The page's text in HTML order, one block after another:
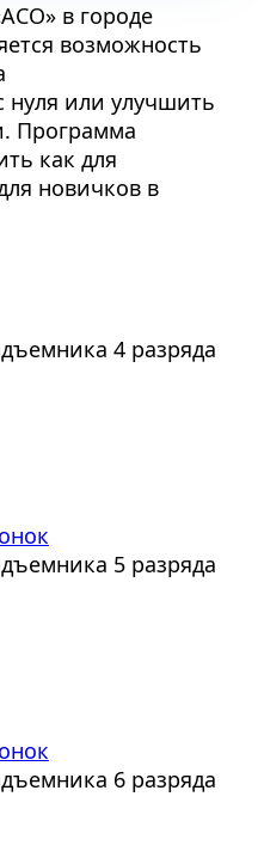
в городе
возможность
нуля или улучшить
Программа
как для
новичков в
4 разряда
5 разряда
6 разряда